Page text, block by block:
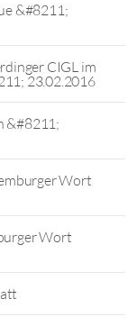
&#8211;
CIGL im
23.02.2016
&#8211;
Wort
Wort